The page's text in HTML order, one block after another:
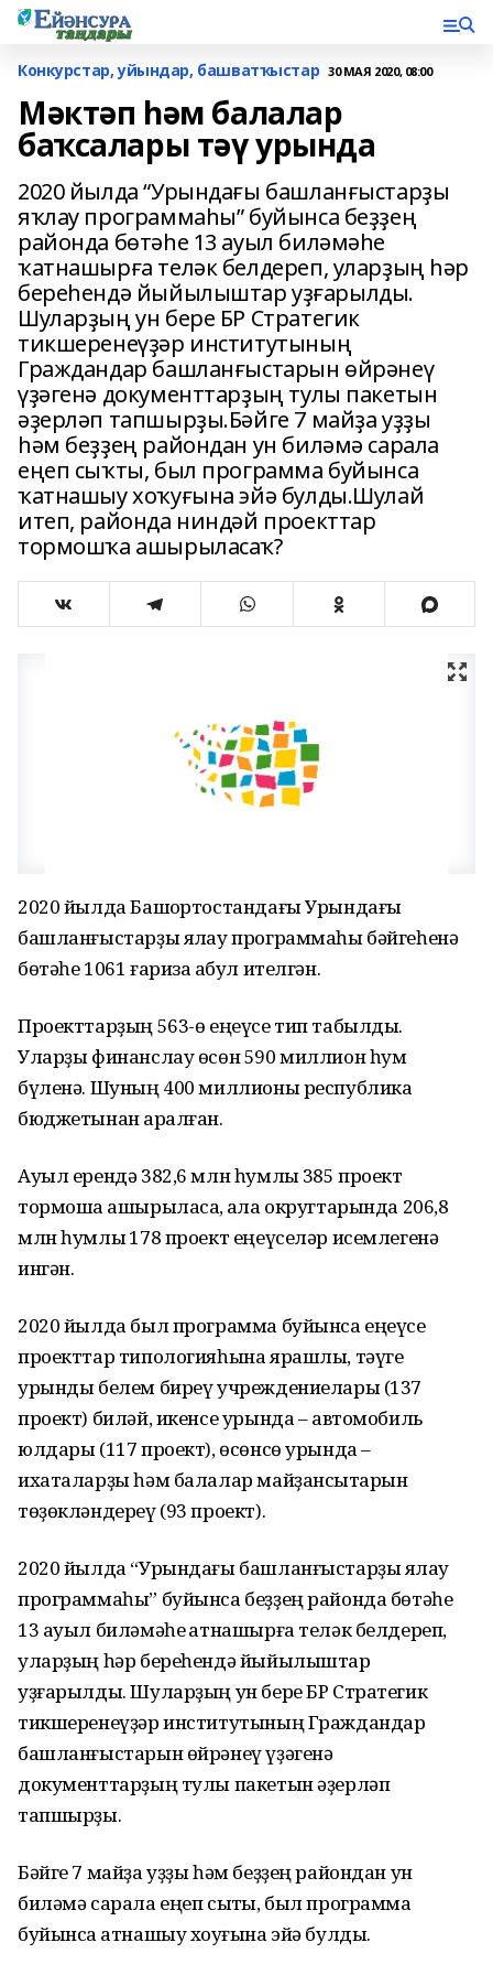
Конкурстар, уйындар, башватҡыстар 30 МАЯ 2020, 08:00
Мәктәп һәм балалар
баҡсалары тәү урында
2020 йылда “Урындағы башланғыстарҙы
яҡлау программаһы” буйынса беҙҙең
районда бөтәһе 13 ауыл биләмәһе
ҡатнашырға теләк белдереп, уларҙың һәр
береһендә йыйылыштар уҙғарылды.
Шуларҙың ун бере БР Стратегик
тикшеренеүҙәр институтының
Граждандар башланғыстарын өйрәнеү
үҙәгенә документтарҙың тулы пакетын
әҙерләп тапшырҙы.Бәйге 7 майҙа уҙҙы
һәм беҙҙең райондан ун биләмә сарала
еңеп сыҡты, был программа буйынса
ҡатнашыу хоҡуғына эйә булды.Шулай
итеп, районда ниндәй проекттар
тормошҡа ашырыласаҡ?
2020 йылда Башҡортостандағы Урындағы
башланғыстарҙы яҡлау программаһы бәйгеһенә
бөтәһе 1061 ғариза ҡабул ителгән.
Проекттарҙың 563-ө еңеүсе тип табылды.
Уларҙы финанслау өсөн 590 миллион һум
бүленә. Шуның 400 миллионы республика
бюджетынан ҡаралған.
Ауыл ерендә 382,6 млн һумлыҡ 385 проект
тормошҡа ашырыласаҡ, ҡала округтарында 206,8
млн һумлыҡ 178 проект еңеүселәр исемлегенә
ингән.
2020 йылда был программа буйынса еңеүсе
проекттар типологияһына ярашлы, тәүге
урынды белем биреү учреждениелары (137
проект) биләй, икенсе урында – автомобиль
юлдары (117 проект), өсөнсө урында –
ихаталарҙы һәм балалар майҙансыҡтарын
төҙөкләндереү (93 проект).
2020 йылда “Урындағы башланғыстарҙы яҡлау
программаһы” буйынса беҙҙең районда бөтәһе
13 ауыл биләмәһе ҡатнашырға теләк белдереп,
уларҙың һәр береһендә йыйылыштар
уҙғарылды. Шуларҙың ун бере БР Стратегик
тикшеренеүҙәр институтының Граждандар
башланғыстарын өйрәнеү үҙәгенә
документтарҙың тулы пакетын әҙерләп
тапшырҙы.
Бәйге 7 майҙа уҙҙы һәм беҙҙең райондан ун
биләмә сарала еңеп сыҡты, был программа
буйынса ҡатнашыу хоҡуғына эйә булды.